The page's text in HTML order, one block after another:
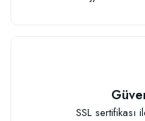
SSL sertifikası